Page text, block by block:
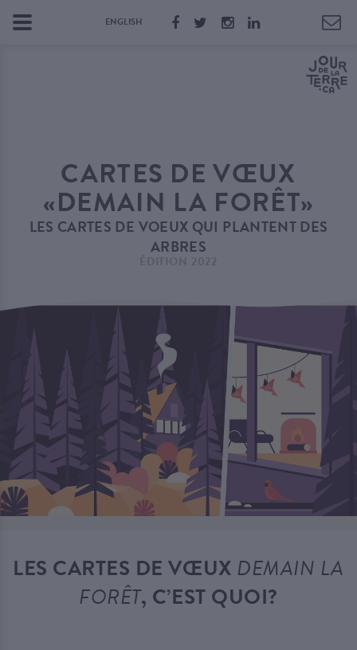
ENGLISH
CARTES DE VŒUX
«DEMAIN LA FORÊT»
LES CARTES DE VOEUX QUI PLANTENT DES
ARBRES
ÉDITION 2022
LES CARTES DE VŒUX DEMAIN LA
FORÊT, C’EST QUOI?